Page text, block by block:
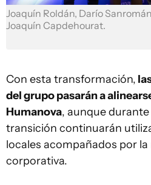
Joaquín Roldán, Darío
Joaquín Capdehourat.
Con esta transformación,
del grupo pasarán a
Humanova, aunque
transición continuarán
locales acompañados por
corporativa.